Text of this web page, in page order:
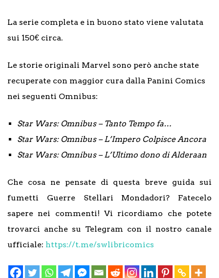
La serie completa e in buono stato viene valutata
sui 150€ circa.
Le storie originali Marvel sono però anche state
recuperate con maggior cura dalla Panini Comics
nei seguenti Omnibus:
Star Wars: Omnibus – Tanto Tempo fa…
Star Wars: Omnibus – L’Impero Colpisce Ancora
Star Wars: Omnibus – L’Ultimo dono di Alderaan
Che cosa ne pensate di questa breve guida sui
fumetti Guerre Stellari Mondadori? Fatecelo
sapere nei commenti! Vi ricordiamo che potete
trovarci anche su Telegram con il nostro canale
ufficiale: https://t.me/swlibricomics